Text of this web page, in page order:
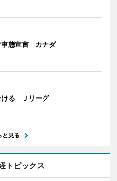
事態宣言 カナダ
ける Ｊリーグ
と見る
トピックス